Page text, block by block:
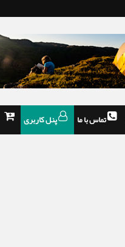
تماس با ما پنل کاربری